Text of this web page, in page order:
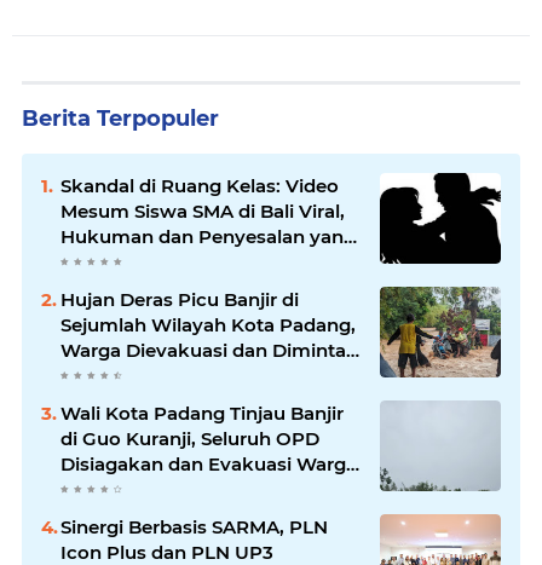
Berita Terpopuler
Skandal di Ruang Kelas: Video
Mesum Siswa SMA di Bali Viral,
Hukuman dan Penyesalan yang
Mengikuti
Hujan Deras Picu Banjir di
Sejumlah Wilayah Kota Padang,
Warga Dievakuasi dan Diminta
Waspada Banjir Susulan
Wali Kota Padang Tinjau Banjir
di Guo Kuranji, Seluruh OPD
Disiagakan dan Evakuasi Warga
Dipercepat
Sinergi Berbasis SARMA, PLN
Icon Plus dan PLN UP3